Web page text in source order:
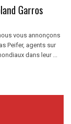
Garros
vous annonçons
Peifer, agents sur
dans leur ...